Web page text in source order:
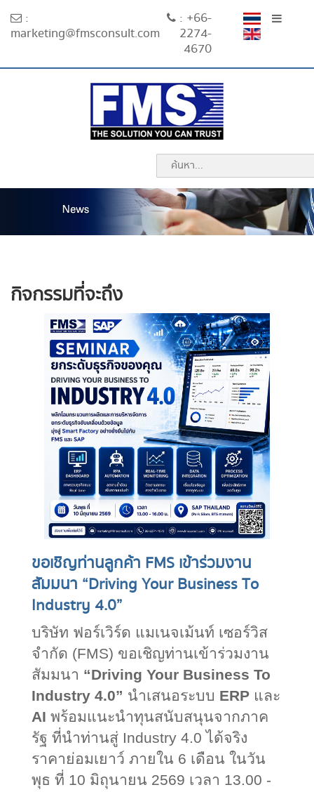
:
marketing@fmsconsult.com
: +66-
2274-
4670
กิจกรรมที่จะถึง
ขอเชิญท่านลูกค้า FMS เข้าร่วมงาน
สัมมนา “Driving Your Business To
Industry 4.0”
บริษัท ฟอร์เวิร์ด แมเนจเม้นท์ เซอร์วิส
จำกัด (FMS) ขอเชิญท่านเข้าร่วมงาน
สัมมนา “Driving Your Business To
Industry 4.0” นำเสนอระบบ ERP และ
AI พร้อมแนะนำทุนสนับสนุนจากภาค
รัฐ ที่นำท่านสู่ Industry 4.0ได้จริง
ราคาย่อมเยาว์ ภายใน 6 เดือน ในวัน
พุธ ที่ 10 มิถุนายน 2569 เวลา 13.00 -